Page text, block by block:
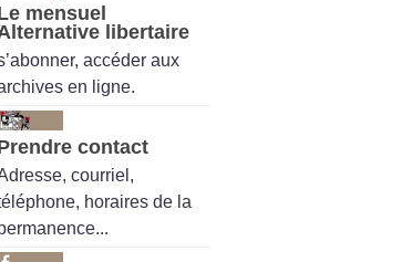
mensuel
libertaire
accéder aux
en ligne.
contact
courriel,
horaires de la